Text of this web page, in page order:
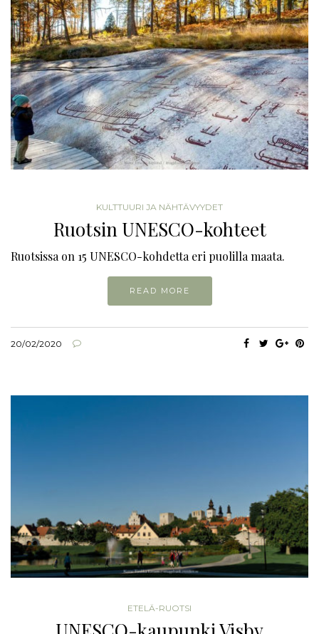
KULTTUURI JA NÄHTÄVYYDET
Ruotsin UNESCO-kohteet
Ruotsissa on 15 UNESCO-kohdetta eri puolilla maata.
READ MORE
20/02/2020
ETELÄ-RUOTSI